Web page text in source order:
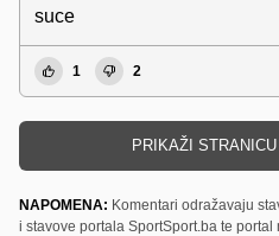
suce
1 2
PRIKAŽI
NAPOMENA: Komentari odražavaju
i stavove portala SportSport.ba te